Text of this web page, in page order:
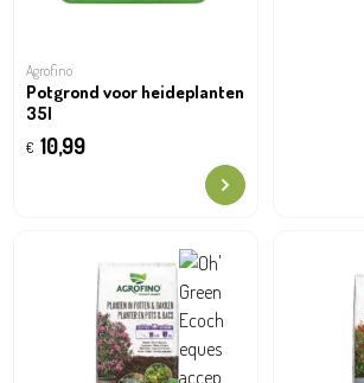
Agrofino
Potgrond voor heideplanten
35l
€ 10,99